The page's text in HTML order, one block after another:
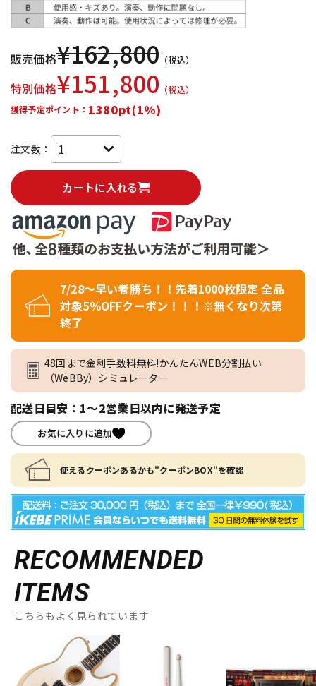
販売価格¥162,800 （税込）
特別価格¥151,800 （税込）
獲得予定ポイント： 1380pt(1%)
注文数：
カートに入れる
7/28～早い者勝ち！！先着1000枚限定 全品
対象5％OFFクーポン！！！※無くなり次第
終了
48回まで金利手数料無料!かんたんWEB分割払い
（WeBBy）シミュレーター
配送日目安：1～2営業日以内に発送予定
お気に入りに追加
使えるクーポンあるかも"クーポンBOX"を確認
RECOMMENDED
ITEMS
こちらもよく見られています